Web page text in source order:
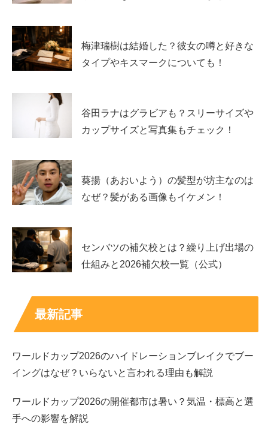
川葵役、配信ドラマ「ミッドナイト屋台2」では榊星羅役
など、役名込みで追える出演もあります。映画では「浅田
家！」佐伯美緒役など、着実に幅を広げています。
出演CMは？企業名・CM名を2〜3本以上ピック
ゆずなさんは複数社のCM出演歴があり、印象に残る企業
案件もあります。「見たことあるかも」と思ったら、以下
をチェックしてみてください。
第一生命保険
ライオン：「ルックプラス バスタブクレンジング シ
ャワーでするん」篇
ト 家族でSUP」篇
梅津瑞樹は結婚した？彼女の噂と好きな
タイプやキスマークについても！
谷田ラナはグラビアも？スリーサイズや
カップサイズと写真集もチェック！
葵揚（あおいよう）の髪型が坊主なのは
なぜ？髪がある画像もイケメン！
センバツの補欠校とは？繰り上げ出場の
仕組みと2026補欠校一覧（公式）
最新記事
ワールドカップ2026のハイドレーションブレイクでブー
イングはなぜ？いらないと言われる理由も解説
ワールドカップ2026の開催都市は暑い？気温・標高と選
手への影響を解説